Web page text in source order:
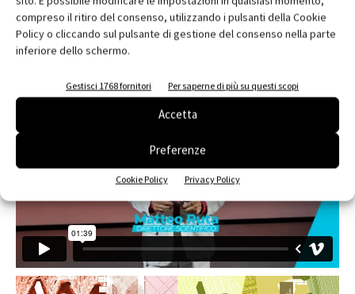
compreso il ritiro del consenso, utilizzando i pulsanti della Cookie
Policy o cliccando sul pulsante di gestione del consenso nella parte
inferiore dello schermo.
Gestisci 1768 fornitori Per saperne di più su questi scopi
Accetta
Preferenze
Cookie Policy Privacy Policy
EDICOLA